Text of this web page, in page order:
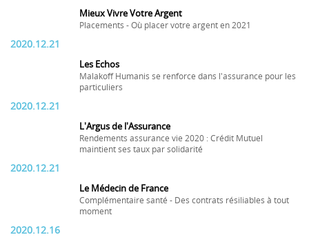
Mieux Vivre Votre Argent
Placements - Où placer votre argent en 2021
2020.12.21
Les Echos
Malakoff Humanis se renforce dans l'assurance pour les
particuliers
2020.12.21
L'Argus de l'Assurance
Rendements assurance vie 2020 : Crédit Mutuel
maintient ses taux par solidarité
2020.12.21
Le Médecin de France
Complémentaire santé - Des contrats résiliables à tout
moment
2020.12.16